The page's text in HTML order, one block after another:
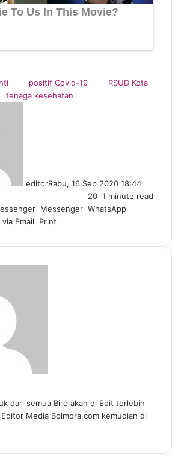
positif Covid-19
RSUD Kota
tenaga kesehatan
editorRabu, 16 Sep 2020 18:44
20 1 minute read
Messenger WhatsApp
via Email Print
dari semua Biro akan di Edit terlebih
Media Bolmora.com kemudian di